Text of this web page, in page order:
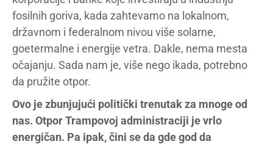
fosilnih goriva, kada zahtevamo na lokalnom,
državnom i federalnom nivou više solarne,
goetermalne i energije vetra. Dakle, nema mesta
očajanju. Sada nam je, više nego ikada, potrebno
da pružite otpor.
Ovo je zbunjujući politički trenutak za mnoge od
nas. Otpor Trampovoj administraciji je vrlo
energičan. Pa ipak, čini se da gde god da